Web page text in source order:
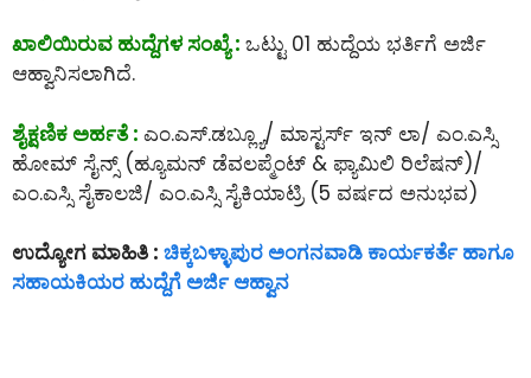
ಖಾಲಿಯಿರುವ ಹುದ್ದೆಗಳ ಸಂಖ್ಯೆ : ಒಟ್ಟು 01 ಹುದ್ದೆಯ ಭರ್ತಿಗೆ ಅರ್ಜಿ
ಆಹ್ವಾನಿಸಲಾಗಿದೆ.
ಶೈಕ್ಷಣಿಕ ಅರ್ಹತೆ : ಎಂ.ಎಸ್.ಡಬ್ಲ್ಯೂ/ ಮಾಸ್ಟರ್ಸ್ ಇನ್ ಲಾ/ ಎಂ.ಎಸ್ಸಿ
ಹೋಮ್ ಸೈನ್ಸ್ (ಹ್ಯೂಮನ್ ಡೆವಲಪ್ಮೆಂಟ್ & ಫ್ಯಾಮಿಲಿ ರಿಲೆಷನ್)/
ಎಂ.ಎಸ್ಸಿ ಸೈಕಾಲಜಿ/ ಎಂ.ಎಸ್ಸಿ ಸೈಕಿಯಾಟ್ರಿ (5 ವರ್ಷದ ಅನುಭವ)
ಉದ್ಯೋಗ ಮಾಹಿತಿ : ಚಿಕ್ಕಬಳ್ಳಾಪುರ ಅಂಗನವಾಡಿ ಕಾರ್ಯಕರ್ತೆ ಹಾಗೂ
ಸಹಾಯಕಿಯರ ಹುದ್ದೆಗೆ ಅರ್ಜಿ ಆಹ್ವಾನ